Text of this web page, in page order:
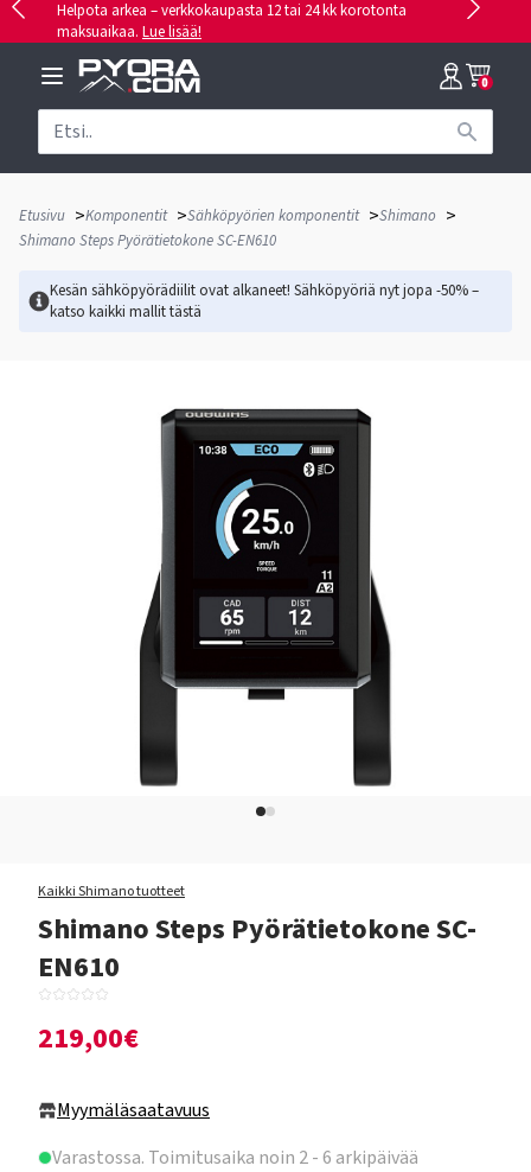
Helpota arkea – verkkokaupasta 12 tai 24 kk korotonta
maksuaikaa. Lue lisää!
0
Etusivu >Komponentit >Sähköpyörien komponentit >Shimano >
Shimano Steps Pyörätietokone SC-EN610
Kesän sähköpyörädiilit ovat alkaneet! Sähköpyöriä nyt jopa -50% –
katso kaikki mallittästä
Kaikki Shimano tuotteet
Shimano Steps Pyörätietokone SC-
EN610
219,00€
Myymäläsaatavuus
Varastossa. Toimitusaika noin 2 - 6 arkipäivää